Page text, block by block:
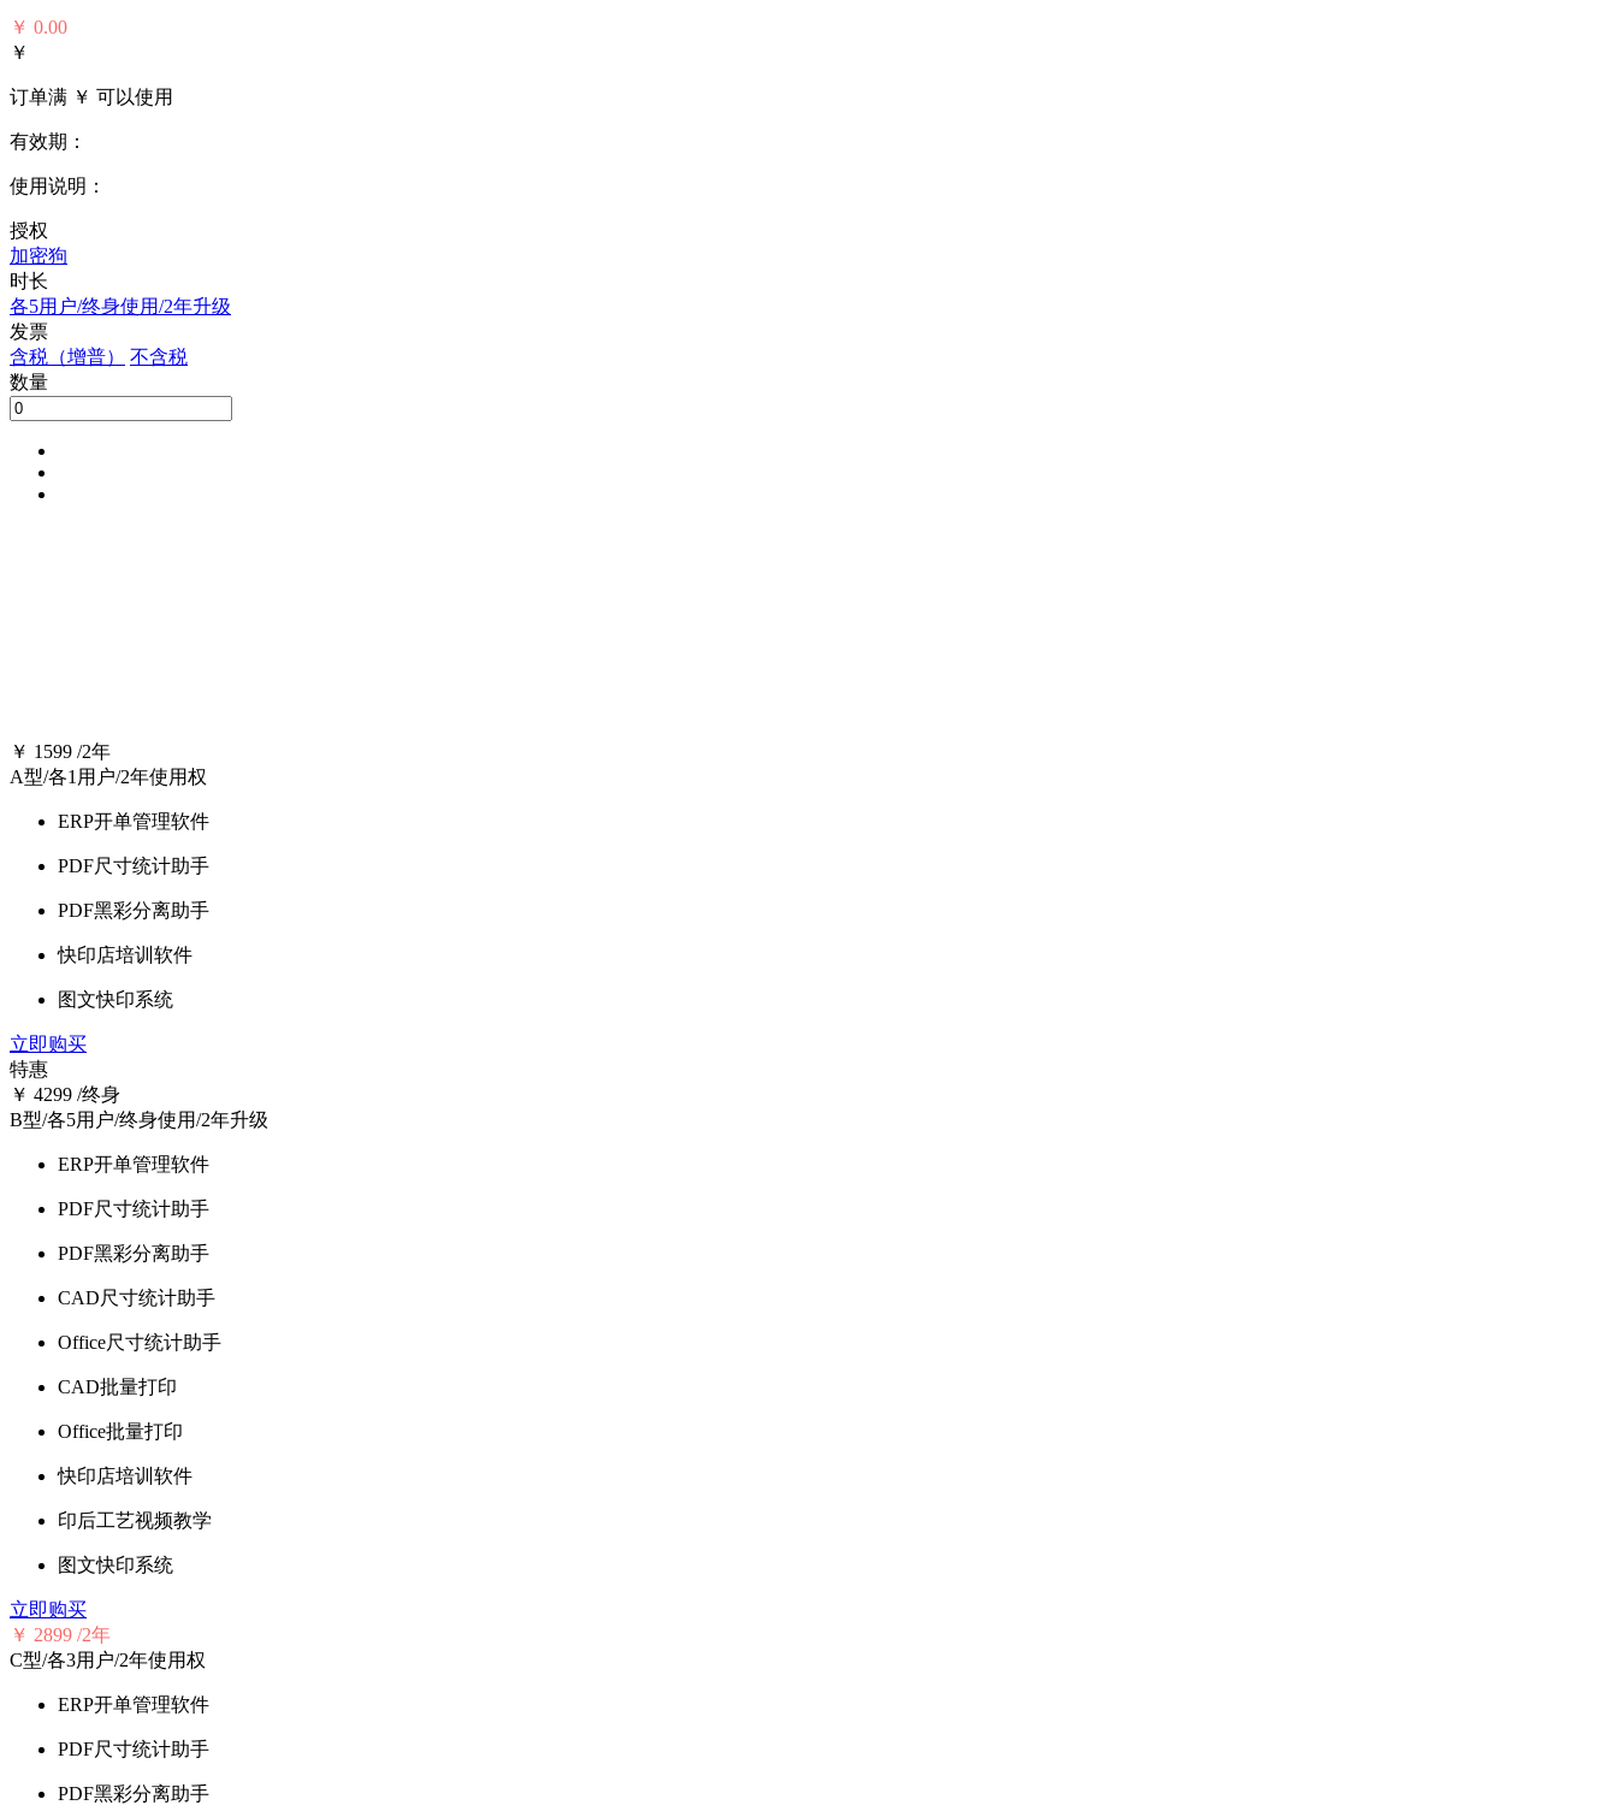
￥ 0.00
￥
订单满 ￥ 可以使用
有效期：
使用说明：
授权
加密狗
时长
各5用户/终身使用/2年升级
发票
含税（增普）
不含税
数量
￥ 1599 /2年
A型/各1用户/2年使用权
ERP开单管理软件
PDF尺寸统计助手
PDF黑彩分离助手
快印店培训软件
图文快印系统
立即购买
特惠
￥ 4299 /终身
B型/各5用户/终身使用/2年升级
ERP开单管理软件
PDF尺寸统计助手
PDF黑彩分离助手
CAD尺寸统计助手
Office尺寸统计助手
CAD批量打印
Office批量打印
快印店培训软件
印后工艺视频教学
图文快印系统
立即购买
￥ 2899 /2年
C型/各3用户/2年使用权
ERP开单管理软件
PDF尺寸统计助手
PDF黑彩分离助手